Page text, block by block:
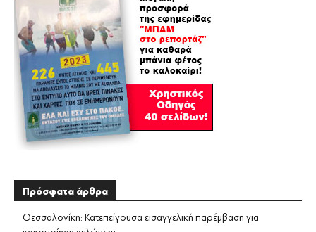
Πρόσφατα άρθρα
Θεσσαλονίκη: Κατεπείγουσα εισαγγελική παρέμβαση για